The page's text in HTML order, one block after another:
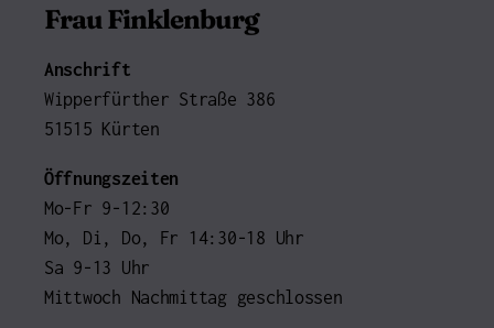
Frau Finklenburg
Anschrift
Wipperfürther Straße 386
51515 Kürten
Öffnungszeiten
Mo-Fr 9-12:30
Mo, Di, Do, Fr 14:30-18 Uhr
Sa 9-13 Uhr
Mittwoch Nachmittag geschlossen